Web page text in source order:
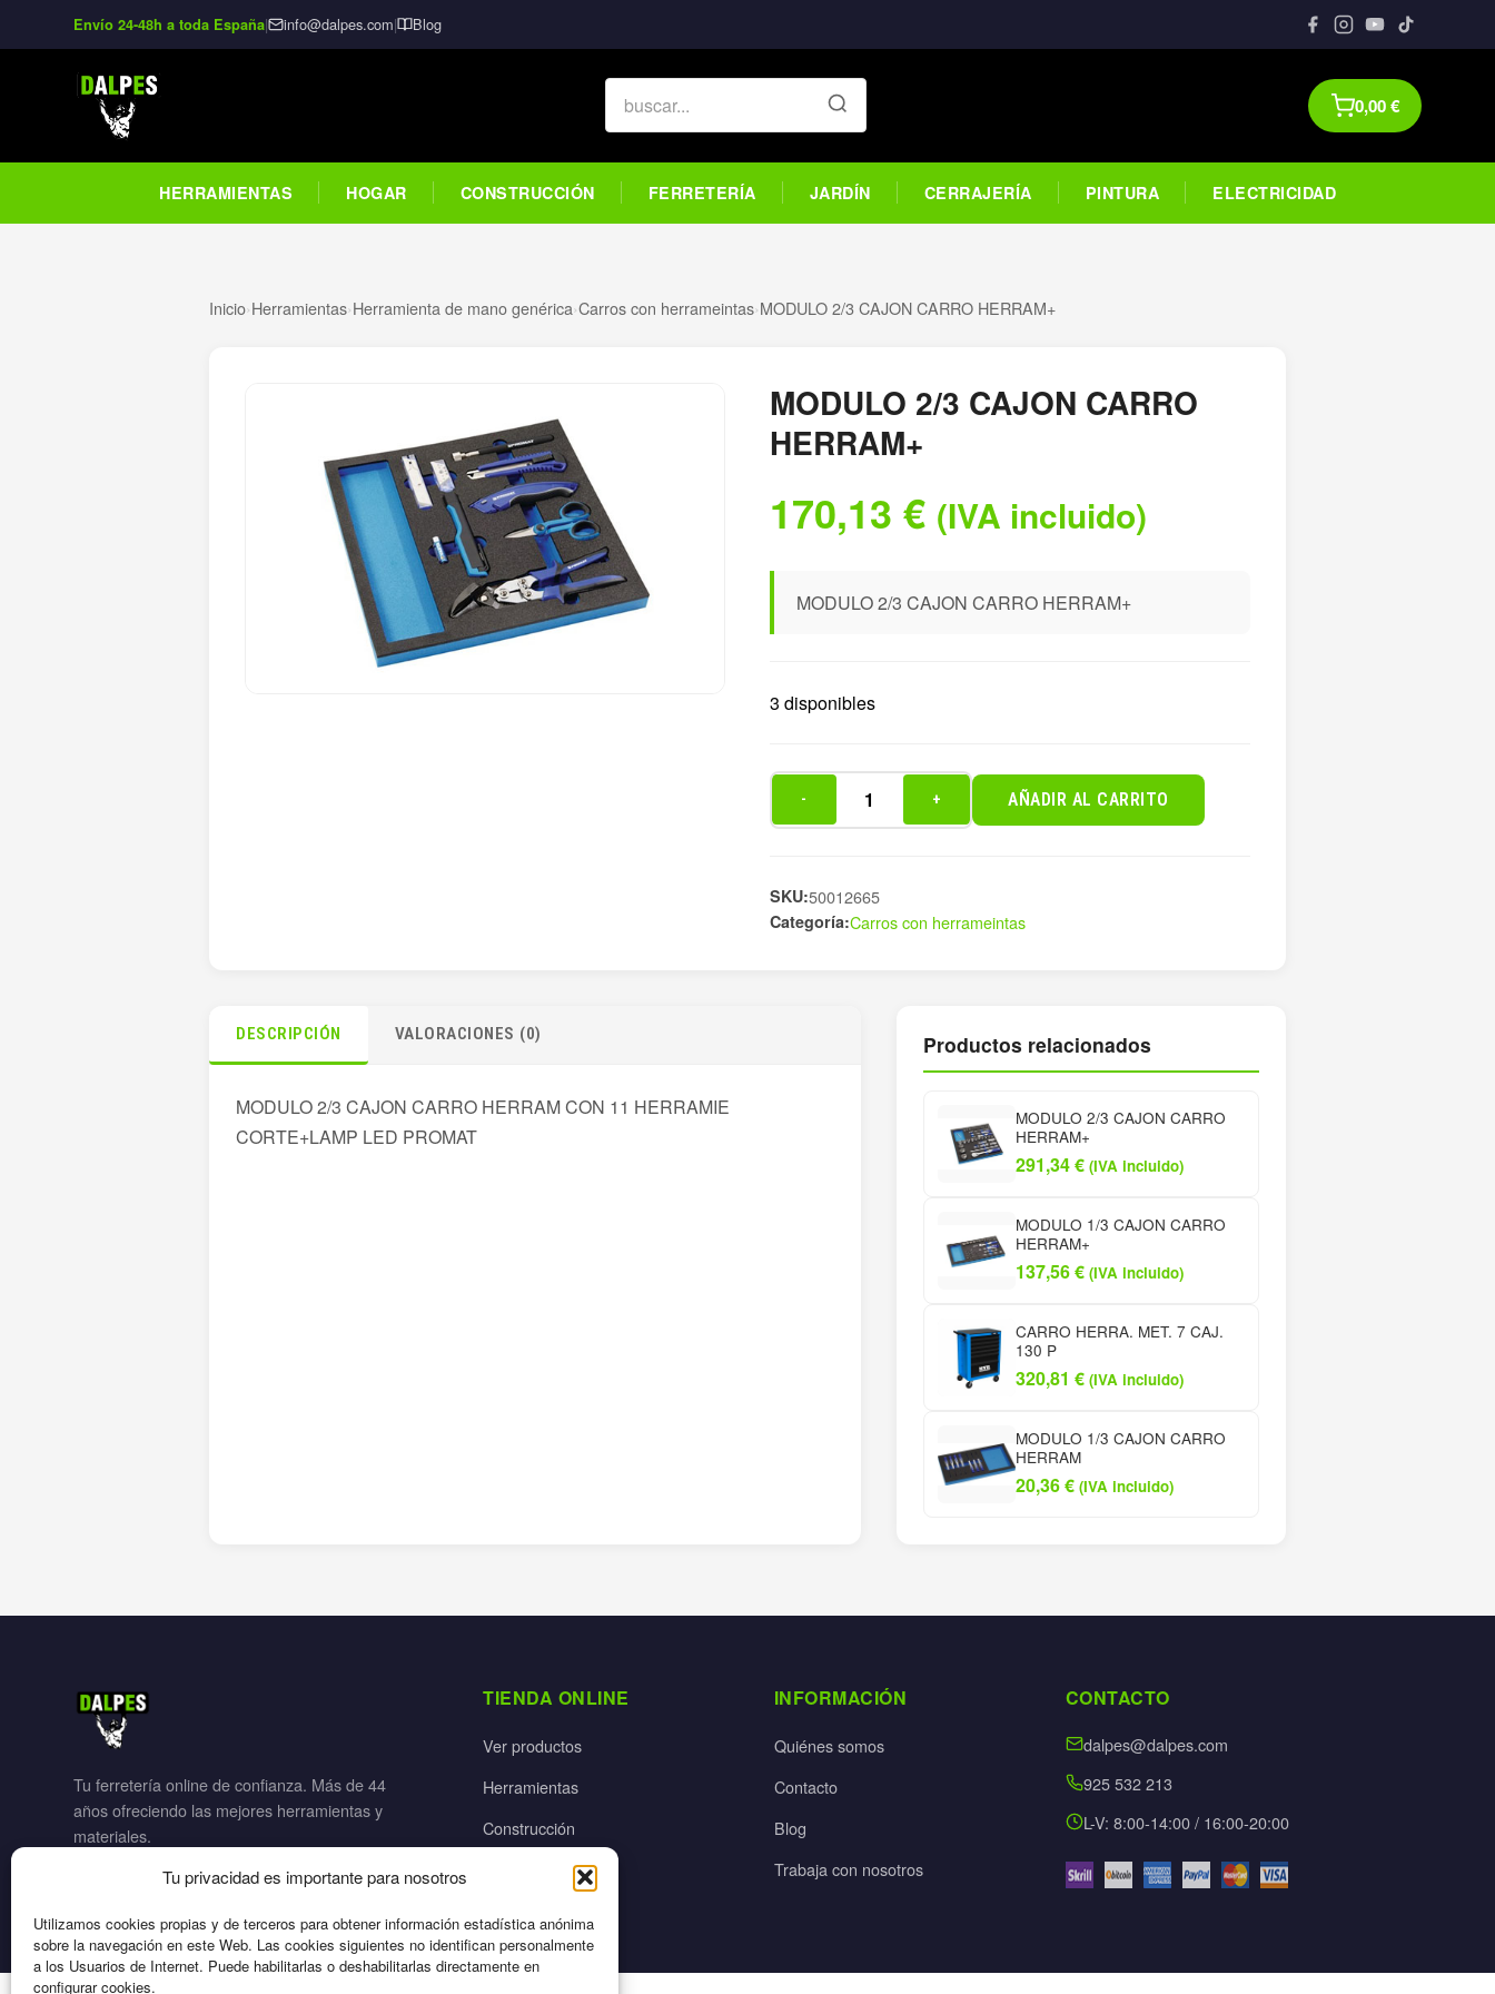
Tu privacidad es importante para nosotros
Utilizamos cookies propias y de terceros para obtener información estadística anónima
sobre la navegación en este Web. Las cookies siguientes no identifican personalmente
a los Usuarios de Internet. Puede habilitarlas o deshabilitarlas directamente en
configurar cookies.
Envío 24-48h a toda España| info@dalpes.com| Blog
0,00€
HERRAMIENTAS HOGAR CONSTRUCCIÓN FERRETERÍA JARDÍN CERRAJERÍA PINTURA ELECTRICIDAD
Inicio›Herramientas›Herramienta de mano genérica›Carros con herrameintas›MODULO 2/3 CAJON CARRO HERRAM+
MODULO 2/3 CAJON CARRO
HERRAM+
170,13 € (IVA incluido)
MODULO 2/3 CAJON CARRO HERRAM+
3 disponibles
CARRO
HERRAM+
- + AÑADIR AL CARRITO
SKU:50012665
Categoría:Carros con herrameintas
DESCRIPCIÓN VALORACIONES (0)
MODULO 2/3 CAJON CARRO HERRAM CON 11 HERRAMIE
CORTE+LAMP LED PROMAT
Productos relacionados
MODULO 2/3 CAJON CARRO
HERRAM+
291,34€ (IVA incluido)
MODULO 1/3 CAJON CARRO
HERRAM+
137,56€ (IVA incluido)
CARRO HERRA. MET. 7 CAJ.
130 P
320,81 € (IVA incluido)
MODULO 1/3 CAJON CARRO
HERRAM
20,36€ (IVA incluido)
Tu ferretería online de confianza. Más de 44
años ofreciendo las mejores herramientas y
materiales.
TIENDA ONLINE
Ver productos
Herramientas
Construcción
INFORMACIÓN
Quiénes somos
Contacto
Blog
Trabaja con nosotros
CONTACTO
dalpes@dalpes.com
925 532 213
L-V: 8:00-14:00 / 16:00-20:00